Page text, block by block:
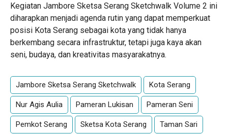
Kegiatan Jambore Sketsa Serang Sketchwalk Volume 2 ini
diharapkan menjadi agenda rutin yang dapat memperkuat
posisi Kota Serang sebagai kota yang tidak hanya
berkembang secara infrastruktur, tetapi juga kaya akan
seni, budaya, dan kreativitas masyarakatnya.
Jambore Sketsa Serang Sketchwalk Kota Serang
Nur Agis Aulia Pameran Lukisan Pameran Seni
Pemkot Serang Sketsa Kota Serang Taman Sari